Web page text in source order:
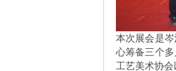
本次展会是
心筹备三个
工艺美术协会